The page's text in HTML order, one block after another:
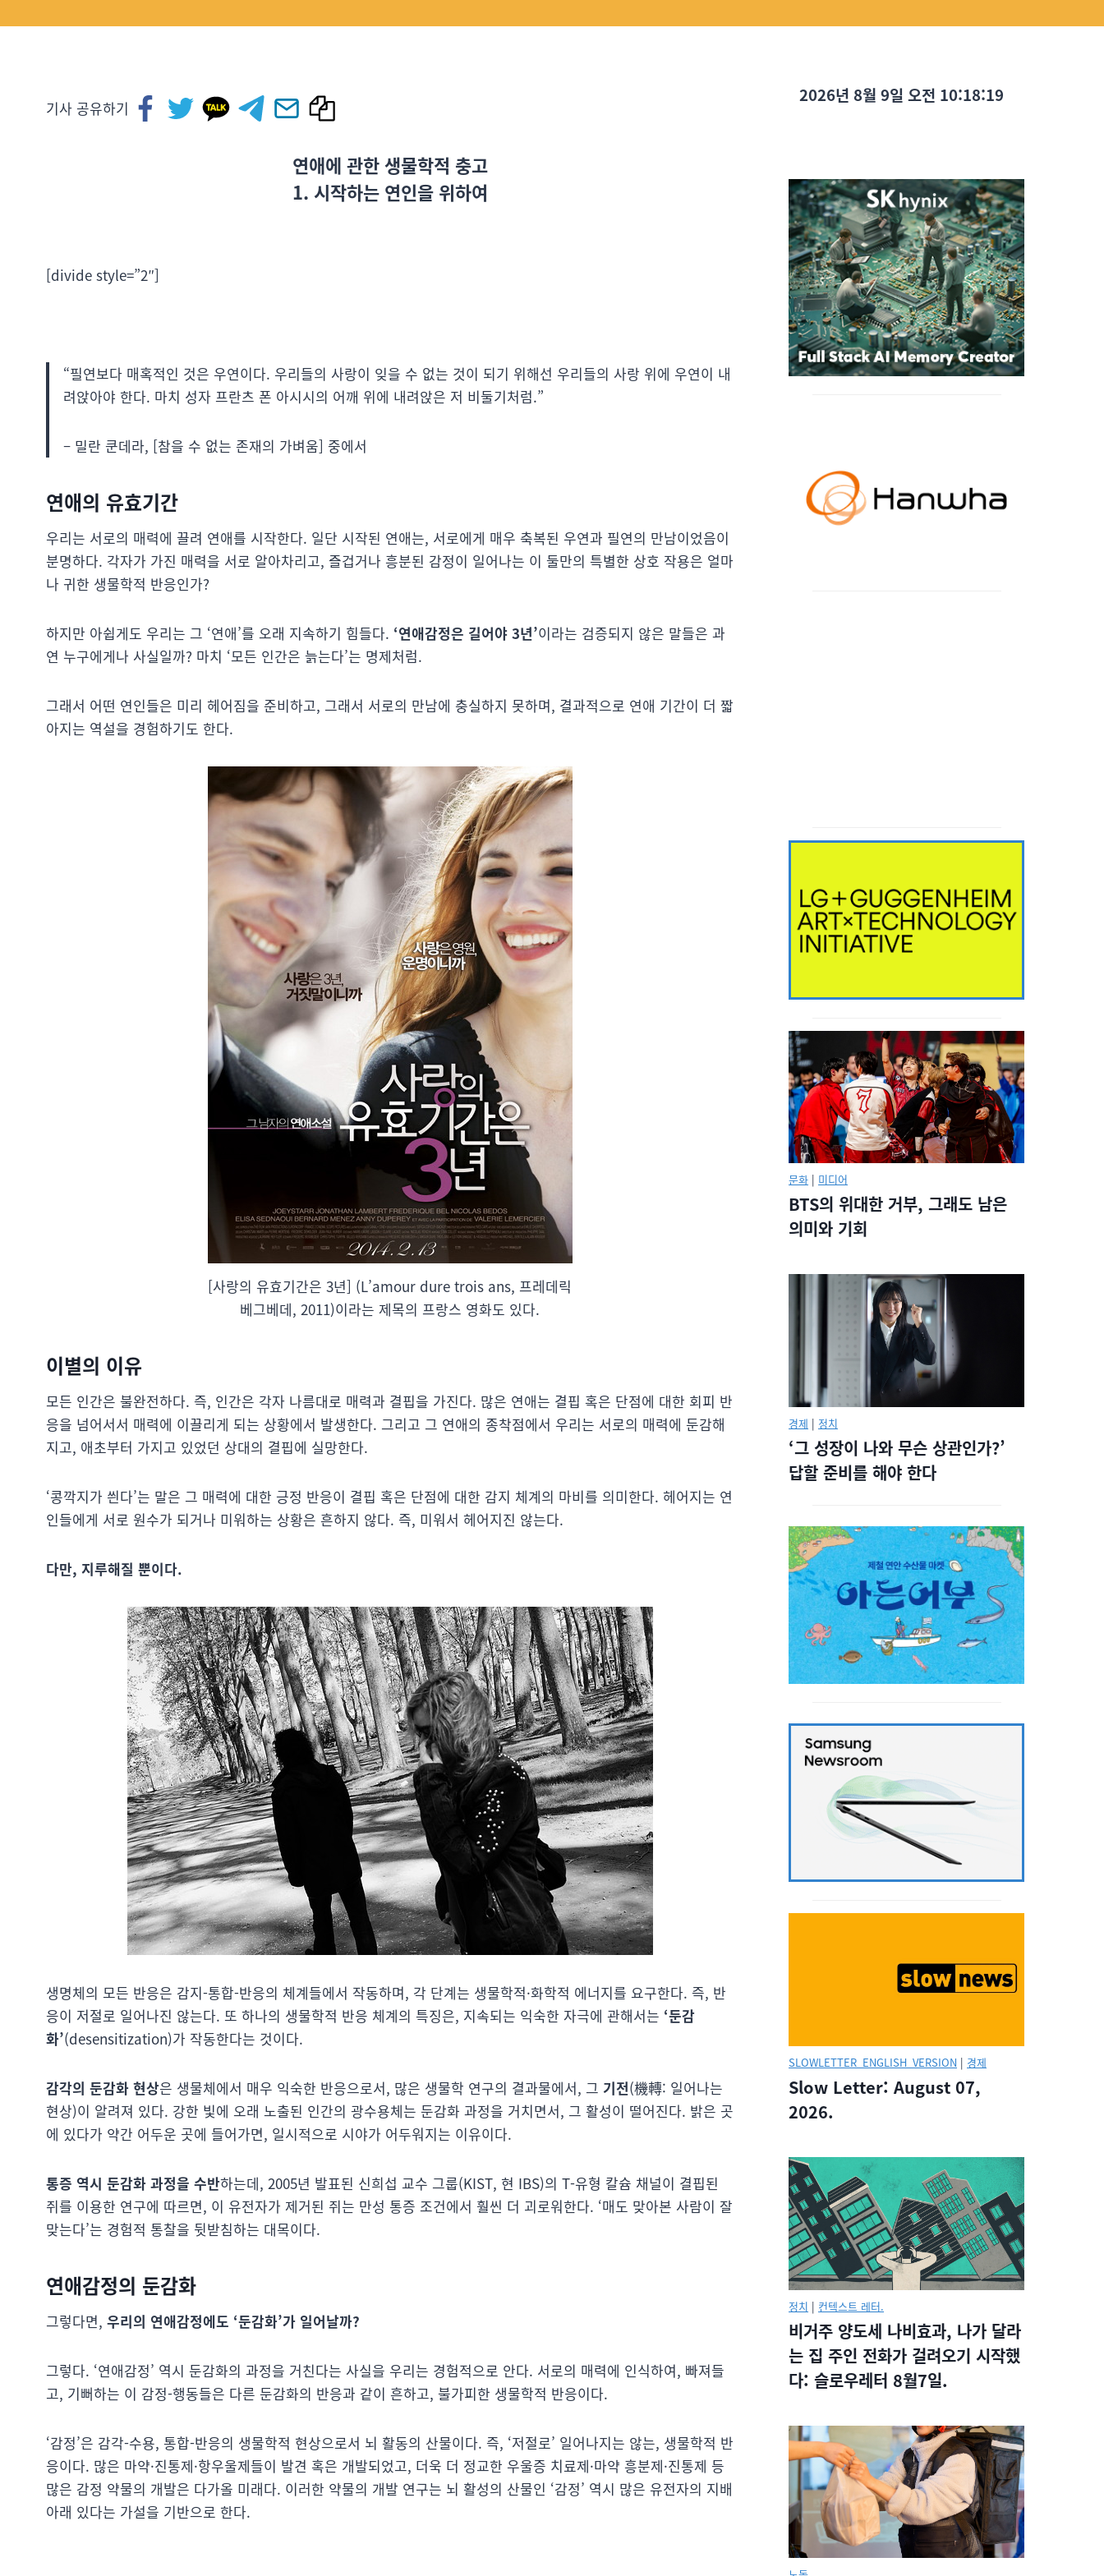
기사 공유하기
연애에 관한 생물학적 충고
1. 시작하는 연인을 위하여
[divide style=”2″]
“필연보다 매혹적인 것은 우연이다. 우리들의 사랑이 잊을 수 없는 것이 되기 위해선 우리들의 사랑 위에 우연이 내
려앉아야 한다. 마치 성자 프란츠 폰 아시시의 어깨 위에 내려앉은 저 비둘기처럼.”
– 밀란 쿤데라, [참을 수 없는 존재의 가벼움] 중에서
연애의 유효기간
우리는 서로의 매력에 끌려 연애를 시작한다. 일단 시작된 연애는, 서로에게 매우 축복된 우연과 필연의 만남이었음이
분명하다. 각자가 가진 매력을 서로 알아차리고, 즐겁거나 흥분된 감정이 일어나는 이 둘만의 특별한 상호 작용은 얼마
나 귀한 생물학적 반응인가?
하지만 아쉽게도 우리는 그 ‘연애’를 오래 지속하기 힘들다. ‘연애감정은 길어야 3년’이라는 검증되지 않은 말들은 과
연 누구에게나 사실일까? 마치 ‘모든 인간은 늙는다’는 명제처럼.
그래서 어떤 연인들은 미리 헤어짐을 준비하고, 그래서 서로의 만남에 충실하지 못하며, 결과적으로 연애 기간이 더 짧
아지는 역설을 경험하기도 한다.
[사랑의 유효기간은 3년] (L’amour dure trois ans, 프레데릭
베그베데, 2011)이라는 제목의 프랑스 영화도 있다.
이별의 이유
모든 인간은 불완전하다. 즉, 인간은 각자 나름대로 매력과 결핍을 가진다. 많은 연애는 결핍 혹은 단점에 대한 회피 반
응을 넘어서서 매력에 이끌리게 되는 상황에서 발생한다. 그리고 그 연애의 종착점에서 우리는 서로의 매력에 둔감해
지고, 애초부터 가지고 있었던 상대의 결핍에 실망한다.
‘콩깍지가 씐다’는 말은 그 매력에 대한 긍정 반응이 결핍 혹은 단점에 대한 감지 체계의 마비를 의미한다. 헤어지는 연
인들에게 서로 원수가 되거나 미워하는 상황은 흔하지 않다. 즉, 미워서 헤어지진 않는다.
다만, 지루해질 뿐이다.
생명체의 모든 반응은 감지-통합-반응의 체계들에서 작동하며, 각 단계는 생물학적·화학적 에너지를 요구한다. 즉, 반
응이 저절로 일어나진 않는다. 또 하나의 생물학적 반응 체계의 특징은, 지속되는 익숙한 자극에 관해서는 ‘둔감
화’(desensitization)가 작동한다는 것이다.
감각의 둔감화 현상은 생물체에서 매우 익숙한 반응으로서, 많은 생물학 연구의 결과물에서, 그 기전(機轉: 일어나는
현상)이 알려져 있다. 강한 빛에 오래 노출된 인간의 광수용체는 둔감화 과정을 거치면서, 그 활성이 떨어진다. 밝은 곳
에 있다가 약간 어두운 곳에 들어가면, 일시적으로 시야가 어두워지는 이유이다.
통증 역시 둔감화 과정을 수반하는데, 2005년 발표된 신희섭 교수 그룹(KIST, 현 IBS)의 T-유형 칼슘 채널이 결핍된
쥐를 이용한 연구에 따르면, 이 유전자가 제거된 쥐는 만성 통증 조건에서 훨씬 더 괴로워한다. ‘매도 맞아본 사람이 잘
맞는다’는 경험적 통찰을 뒷받침하는 대목이다.
연애감정의 둔감화
그렇다면, 우리의 연애감정에도 ‘둔감화’가 일어날까?
그렇다. ‘연애감정’ 역시 둔감화의 과정을 거친다는 사실을 우리는 경험적으로 안다. 서로의 매력에 인식하여, 빠져들
고, 기뻐하는 이 감정-행동들은 다른 둔감화의 반응과 같이 흔하고, 불가피한 생물학적 반응이다.
‘감정’은 감각-수용, 통합-반응의 생물학적 현상으로서 뇌 활동의 산물이다. 즉, ‘저절로’ 일어나지는 않는, 생물학적 반
응이다. 많은 마약·진통제·항우울제들이 발견 혹은 개발되었고, 더욱 더 정교한 우울증 치료제·마약 흥분제·진통제 등
많은 감정 약물의 개발은 다가올 미래다. 이러한 약물의 개발 연구는 뇌 활성의 산물인 ‘감정’ 역시 많은 유전자의 지배
아래 있다는 가설을 기반으로 한다.
2026년 8월 9일 오전 10:18:21
문화 | 미디어
BTS의 위대한 거부, 그래도 남은
의미와 기회
경제 | 정치
‘그 성장이 나와 무슨 상관인가?’
답할 준비를 해야 한다
SLOWLETTER_ENGLISH_VERSION | 경제
Slow Letter: August 07,
2026.
정치 | 컨텍스트 레터.
비거주 양도세 나비효과, 나가 달라
는 집 주인 전화가 걸려오기 시작했
다: 슬로우레터 8월7일.